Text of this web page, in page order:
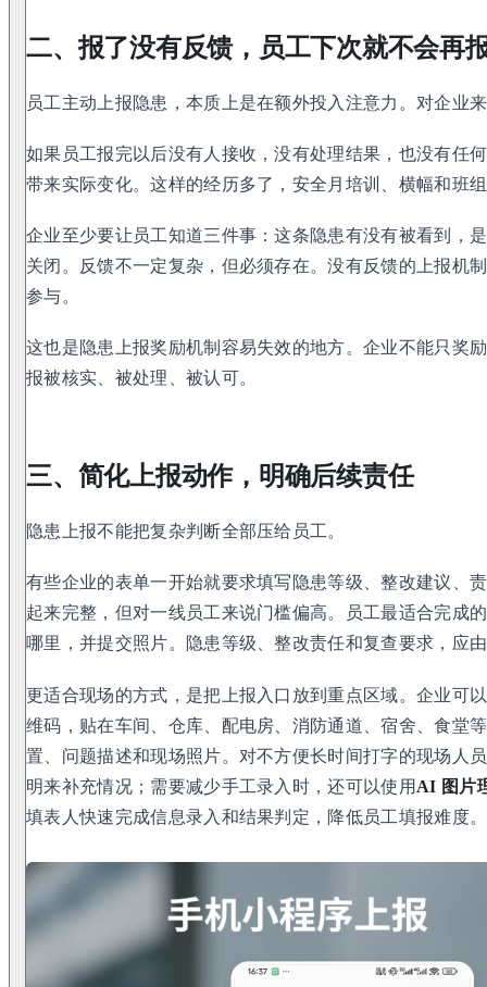
二、报了没有反馈，员工下次就不会再
员工主动上报隐患，本质上是在额外投入注意力。对企业
如果员工报完以后没有人接收，没有处理结果，也没有任
带来实际变化。这样的经历多了，安全月培训、横幅和班
企业至少要让员工知道三件事：这条隐患有没有被看到，
关闭。反馈不一定复杂，但必须存在。没有反馈的上报机
参与。
这也是隐患上报奖励机制容易失效的地方。企业不能只奖
报被核实、被处理、被认可。
三、简化上报动作，明确后续责任
隐患上报不能把复杂判断全部压给员工。
有些企业的表单一开始就要求填写隐患等级、整改建议、
起来完整，但对一线员工来说门槛偏高。员工最适合完成
哪里，并提交照片。隐患等级、整改责任和复查要求，应
更适合现场的方式，是把上报入口放到重点区域。企业可
维码，贴在车间、仓库、配电房、消防通道、宿舍、食堂
置、问题描述和现场照片。对不方便长时间打字的现场人
明来补充情况；需要减少手工录入时，还可以使用 AI 图片
填表人快速完成信息录入和结果判定，降低员工填报难度。